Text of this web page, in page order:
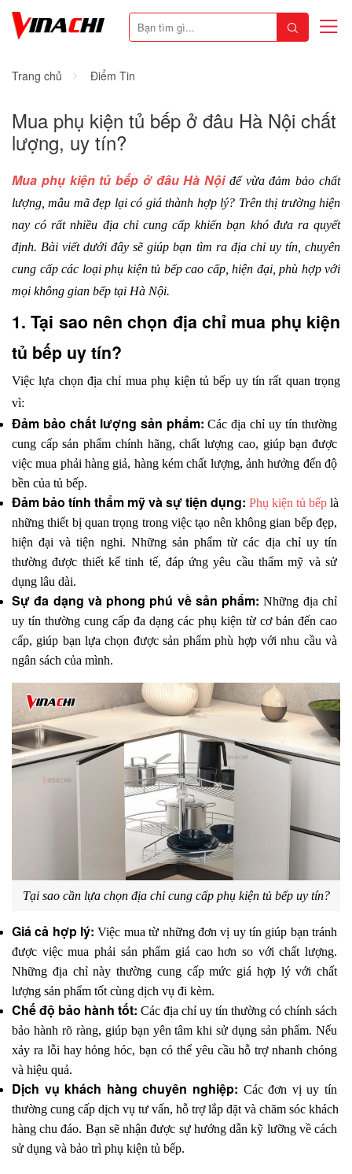
Trang chủ Điểm Tin
Mua phụ kiện tủ bếp ở đâu Hà Nội chất
lượng, uy tín?
Mua phụ kiện tủ bếp ở đâu Hà Nội để vừa đảm bảo chất
lượng, mẫu mã đẹp lại có giá thành hợp lý? Trên thị trường hiện
nay có rất nhiều địa chỉ cung cấp khiến bạn khó đưa ra quyết
định. Bài viết dưới đây sẽ giúp bạn tìm ra địa chỉ uy tín, chuyên
cung cấp các loại phụ kiện tủ bếp cao cấp, hiện đại, phù hợp với
mọi không gian bếp tại Hà Nội.
1. Tại sao nên chọn địa chỉ mua phụ kiện
tủ bếp uy tín?
Việc lựa chọn địa chỉ mua phụ kiện tủ bếp uy tín rất quan trọng
vì:
Đảm bảo chất lượng sản phẩm: Các địa chỉ uy tín thường
cung cấp sản phẩm chính hãng, chất lượng cao, giúp bạn được
việc mua phải hàng giả, hàng kém chất lượng, ảnh hưởng đến độ
bền của tủ bếp.
Đảm bảo tính thẩm mỹ và sự tiện dụng: Phụ kiện tủ bếp là
những thiết bị quan trọng trong việc tạo nên không gian bếp đẹp,
hiện đại và tiện nghi. Những sản phẩm từ các địa chỉ uy tín
thường được thiết kế tinh tế, đáp ứng yêu cầu thẩm mỹ và sử
dụng lâu dài.
Sự đa dạng và phong phú về sản phẩm: Những địa chỉ
uy tín thường cung cấp đa dạng các phụ kiện từ cơ bản đến cao
cấp, giúp bạn lựa chọn được sản phẩm phù hợp với nhu cầu và
ngân sách của mình.
Tại sao cần lựa chọn địa chỉ cung cấp phụ kiện tủ bếp uy tín?
Giá cả hợp lý: Việc mua từ những đơn vị uy tín giúp bạn tránh
được việc mua phải sản phẩm giá cao hơn so với chất lượng.
Những địa chỉ này thường cung cấp mức giá hợp lý với chất
lượng sản phẩm tốt cùng dịch vụ đi kèm.
Chế độ bảo hành tốt: Các địa chỉ uy tín thường có chính sách
bảo hành rõ ràng, giúp bạn yên tâm khi sử dụng sản phẩm. Nếu
xảy ra lỗi hay hỏng hóc, bạn có thể yêu cầu hỗ trợ nhanh chóng
và hiệu quả.
Dịch vụ khách hàng chuyên nghiệp: Các đơn vị uy tín
thường cung cấp dịch vụ tư vấn, hỗ trợ lắp đặt và chăm sóc khách
hàng chu đáo. Bạn sẽ nhận được sự hướng dẫn kỹ lưỡng về cách
sử dụng và bảo trì phụ kiện tủ bếp.